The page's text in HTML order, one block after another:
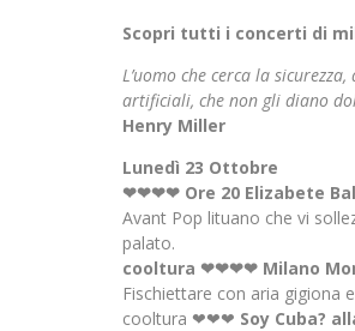
Scopri tutti i concerti di
L’uomo che cerca la
artificiali, che non gli diano
Henry Miller
Lunedì 23 Ottobre
❤❤❤❤ Ore 20 Elizabete
Avant Pop lituano che vi
palato.
cooltura ❤❤❤❤ Milano
Fischiettare con aria gigiona
cooltura ❤❤❤ Soy Cuba?